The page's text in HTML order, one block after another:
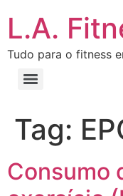
L.A.
Tudo para o fitness
Tag:
Consumo